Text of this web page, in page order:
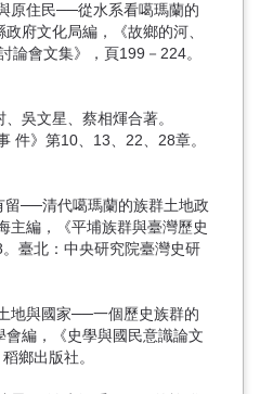
原住民──從水系看噶瑪蘭的
府文化局編，《故鄉的河、
論會文集》，頁199－224。
吳文星、蔡相煇合著。
件》第10、13、22、28章。
──清代噶瑪蘭的族群土地政
主編，《平埔族群與臺灣歷史
臺北：中央研究院臺灣史研
地與國家──一個歷史族群的
編，《史學與國民意識論文
鄉出版社。